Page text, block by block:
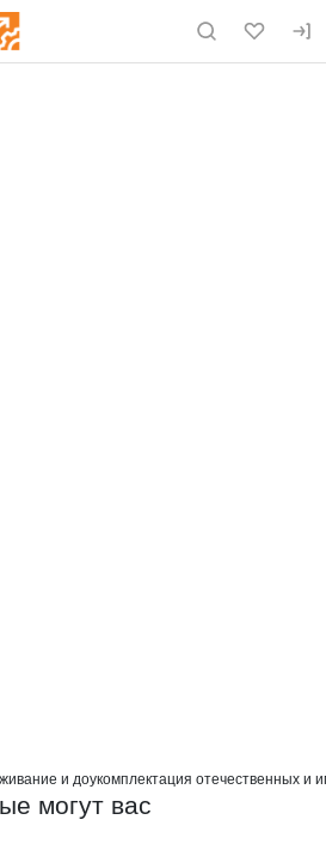
по сайту eqinfo.ru
о компании
о компании
и доукомплектация отечественных
могут вас